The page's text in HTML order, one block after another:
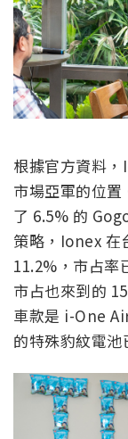
根據官方資料
市場亞軍的位
了 6.5% 的
策略，Ionex 在
11.2%，市占率
市占也來到的
車款是 i-One
的特殊豹紋電池